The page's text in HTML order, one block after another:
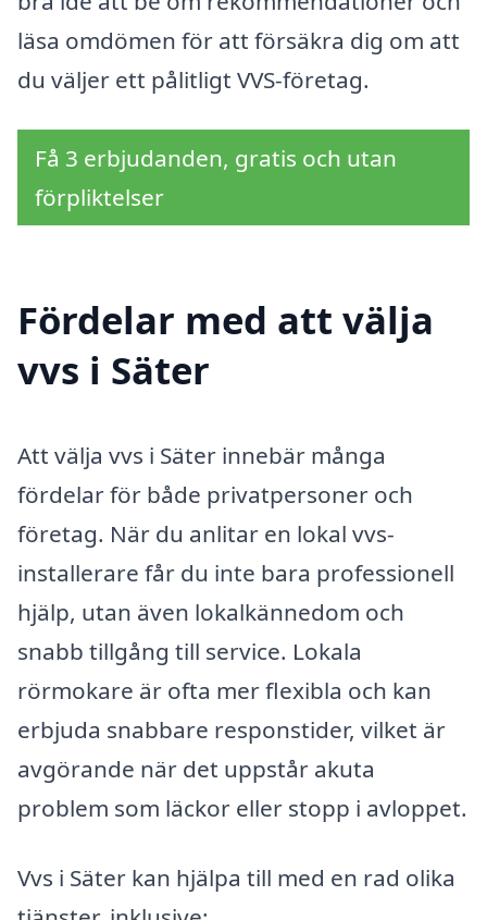
läsa omdömen för att försäkra dig om att
du väljer ett pålitligt VVS-företag.
Få 3 erbjudanden, gratis och utan
förpliktelser
Fördelar med att välja
vvs i Säter
Att välja vvs i Säter innebär många
fördelar för både privatpersoner och
företag. När du anlitar en lokal vvs-
installerare får du inte bara professionell
hjälp, utan även lokalkännedom och
snabb tillgång till service. Lokala
rörmokare är ofta mer flexibla och kan
erbjuda snabbare responstider, vilket är
avgörande när det uppstår akuta
problem som läckor eller stopp i avloppet.
Vvs i Säter kan hjälpa till med en rad olika